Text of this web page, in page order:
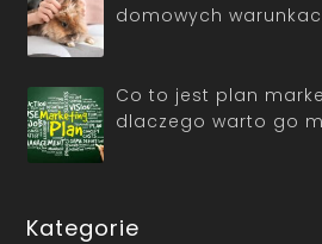
domowych
Co to jest plan
dlaczego warto go
Kategorie